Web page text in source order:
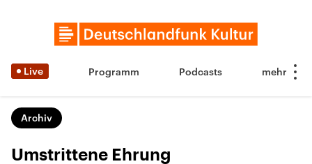
Live Programm Podcasts
Archiv
Umstrittene Ehrung